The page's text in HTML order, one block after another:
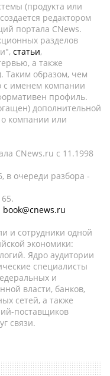
(продукта или
редактором
портала CNews.
разделов
статьи,
а также
Таким образом, чем
с именем компании
профиль.
дополнительной
компании или
CNews.ru c 11.1998
в очереди разбора -
book@cnews.ru
и сотрудники одной
экономики:
Ядро аудитории
специалисты
и
власти, банков,
сетей, а также
поставщиков
связи.